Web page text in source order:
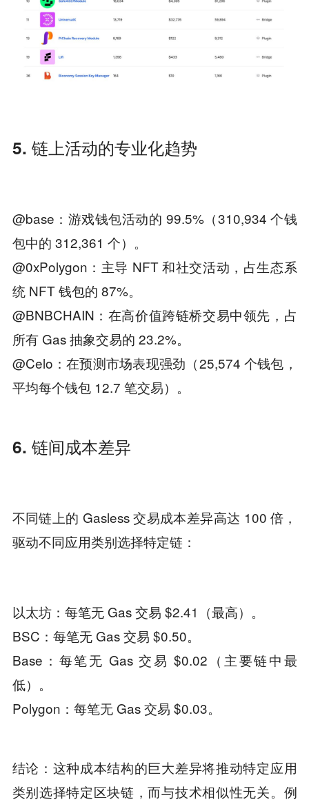
5. 链上活动的专业化趋势
@base：游戏钱包活动的 99.5%（310,934 个钱
包中的 312,361 个）。
@0xPolygon：主导 NFT 和社交活动，占生态系
统 NFT 钱包的 87%。
@BNBCHAIN：在高价值跨链桥交易中领先，占
所有 Gas 抽象交易的 23.2%。
@Celo：在预测市场表现强劲（25,574 个钱包，
平均每个钱包 12.7 笔交易）。
6. 链间成本差异
不同链上的 Gasless 交易成本差异高达 100 倍，
驱动不同应用类别选择特定链：
以太坊：每笔无 Gas 交易 $2.41（最高）。
BSC：每笔无 Gas 交易 $0.50。
Base：每笔无 Gas 交易 $0.02（主要链中最
低）。
Polygon：每笔无 Gas 交易 $0.03。
结论：这种成本结构的巨大差异将推动特定应用
类别选择特定区块链，而与技术相似性无关。例